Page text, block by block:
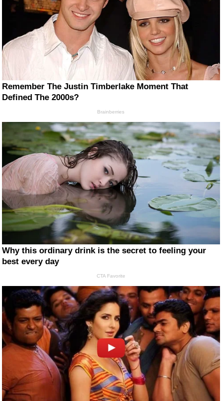
Remember The Justin Timberlake Moment That
Defined The 2000s?
Brainberries
Why this ordinary drink is the secret to feeling your
best every day
CTA Favorite